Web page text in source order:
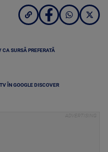
SURSĂ PREFERATĂ
ÎN GOOGLE DISCOVER